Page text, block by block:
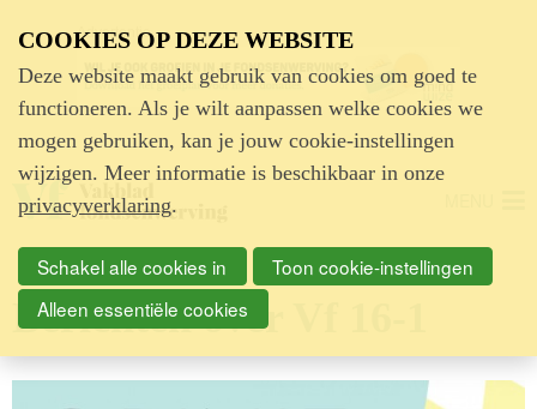
Advertentie
Berichten over Vf 16-1
COOKIES OP DEZE WEBSITE
Deze website maakt gebruik van cookies om goed te
functioneren. Als je wilt aanpassen welke cookies we
mogen gebruiken, kan je jouw cookie-instellingen
wijzigen. Meer informatie is beschikbaar in onze
privacyverklaring.
Schakel alle cookies in
Toon cookie-instellingen
Alleen essentiële cookies